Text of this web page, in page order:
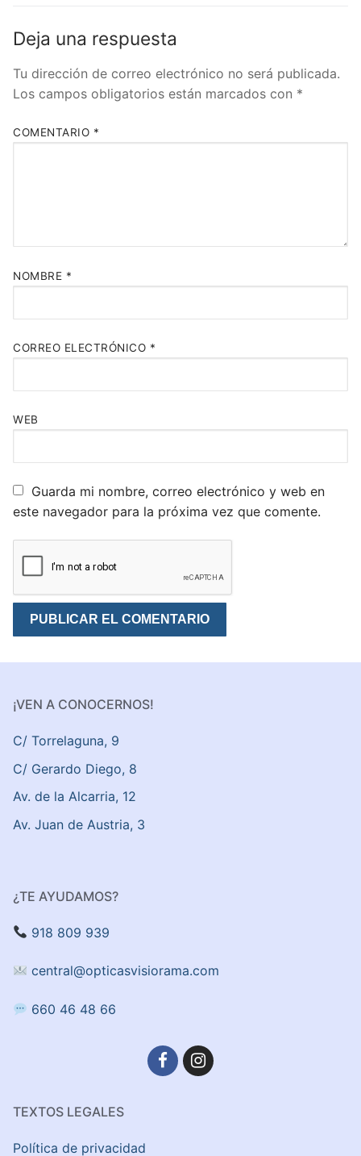
Deja una respuesta
Tu dirección de correo electrónico no será publicada.
Los campos obligatorios están marcados con *
COMENTARIO *
NOMBRE *
CORREO ELECTRÓNICO *
WEB
Guarda mi nombre, correo electrónico y web en
este navegador para la próxima vez que comente.
¡VEN A CONOCERNOS!
C/ Torrelaguna, 9
C/ Gerardo Diego, 8
Av. de la Alcarria, 12
Av. Juan de Austria, 3
¿TE AYUDAMOS?
918 809 939
central@opticasvisiorama.com
660 46 48 66
TEXTOS LEGALES
Política de privacidad